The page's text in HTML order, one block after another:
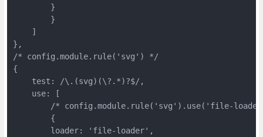
        }
        }
    ]
},
/* config.module.rule('svg') */
{
    test: /\.(svg)(\?.*)?$/,
    use: [
/* config.module.rule('svg').use('file-
        {
        loader: 'file-loader',